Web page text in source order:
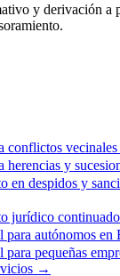
y derivación a
conflictos
herencias y
en despidos y
jurídico
para autónomos en
para pequeñas
→